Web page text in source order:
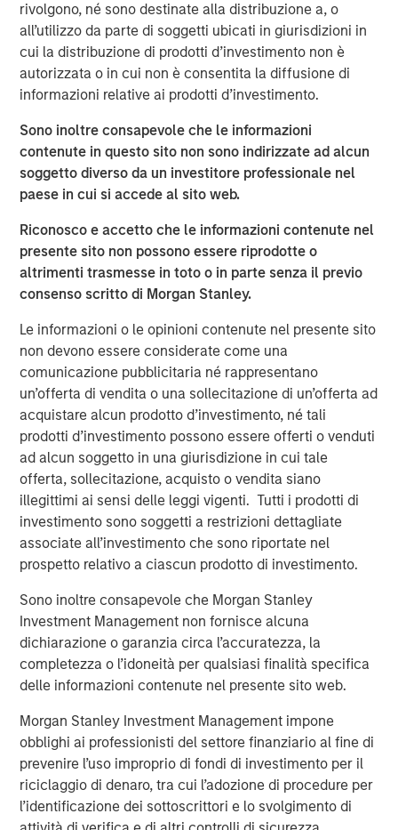
rivolgono, né sono destinate alla distribuzione a, o
all’utilizzo da parte di soggetti ubicati in giurisdizioni in
cui la distribuzione di prodotti d’investimento non è
autorizzata o in cui non è consentita la diffusione di
informazioni relative ai prodotti d’investimento.
Sono inoltre consapevole che le informazioni
contenute in questo sito non sono indirizzate ad alcun
soggetto diverso da un investitore professionale nel
paese in cui si accede al sito web.
Riconosco e accetto che le informazioni contenute nel
presente sito non possono essere riprodotte o
altrimenti trasmesse in toto o in parte senza il previo
consenso scritto di Morgan Stanley.
Le informazioni o le opinioni contenute nel presente sito
non devono essere considerate come una
comunicazione pubblicitaria né rappresentano
un’offerta di vendita o una sollecitazione di un’offerta ad
acquistare alcun prodotto d’investimento, né tali
prodotti d’investimento possono essere offerti o venduti
ad alcun soggetto in una giurisdizione in cui tale
offerta, sollecitazione, acquisto o vendita siano
illegittimi ai sensi delle leggi vigenti. Tutti i prodotti di
investimento sono soggetti a restrizioni dettagliate
associate all’investimento che sono riportate nel
prospetto relativo a ciascun prodotto di investimento.
Sono inoltre consapevole che Morgan Stanley
Investment Management non fornisce alcuna
dichiarazione o garanzia circa l’accuratezza, la
completezza o l’idoneità per qualsiasi finalità specifica
delle informazioni contenute nel presente sito web.
Morgan Stanley Investment Management impone
obblighi ai professionisti del settore finanziario al fine di
prevenire l’uso improprio di fondi di investimento per il
riciclaggio di denaro, tra cui l’adozione di procedure per
l’identificazione dei sottoscrittori e lo svolgimento di
“Tops is a well-regarded grocer with attractive long-term
performance, strong employee relationships and a loyal
customer base,” said Gary Matthews, Managing Director
and Operating Partner, Morgan Stanley Private Equity.
service to customers and to maintain its position as a
leading supermarket in the region.”
Commenting on the transaction, David Smoot, Managing
come to know Frank Curci well and appreciate his vast
knowledge of the supermarket industry and his
familiarity with the Tops organization. We look forward to
having Frank as a member of the Board and we are
transition.”
Tops was originally founded as a neighborhood grocery
chain in the early 1960s in Buffalo, New York. In 1991,
Ahold acquired Tops and subsequently centralized the
finance, information technology and merchandising into
Giant Carlisle in Carlisle, Pennsylvania in 2003. Today,
Tops operates 41 stores and five franchises in the Buffalo
area, 20 stores in the Rochester area and 10 stores in the
Mid-State region.
Mr. Curci brings more than 25 years of experience in the
operating officer for Alabama-based Southern Family
markets, a subsidiary of C&S Wholesale Grocers where
he led the start-up of two chains emphasizing the
neighborhood grocery store format. While at Ahold from
1995 to 2003, Mr. Curci was CEO of Tops, and held senior
and Edwards Super Food stores on the East Coast. Mr.
Curci also spent nine years at Mayfair Supermarkets,
which operated as Foodtown in New Jersey. He earned
an M.B.A and a B.A. from Rutgers University.